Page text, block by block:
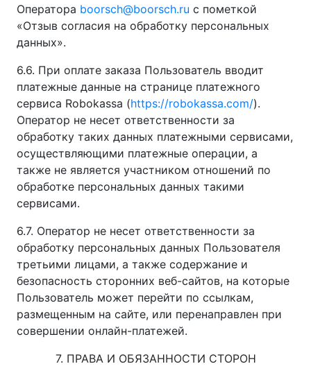
Оператора boorsch@boorsch.ru с пометкой
«Отзыв согласия на обработку персональных
данных».
6.6. При оплате заказа Пользователь вводит
платежные данные на странице платежного
сервиса Robokassa (https://robokassa.com/).
Оператор не несет ответственности за
обработку таких данных платежными сервисами,
осуществляющими платежные операции, а
также не является участником отношений по
обработке персональных данных такими
сервисами.
6.7. Оператор не несет ответственности за
обработку персональных данных Пользователя
третьими лицами, а также содержание и
безопасность сторонних веб-сайтов, на которые
Пользователь может перейти по ссылкам,
размещенным на сайте, или перенаправлен при
совершении онлайн-платежей.
7. ПРАВА И ОБЯЗАННОСТИ СТОРОН